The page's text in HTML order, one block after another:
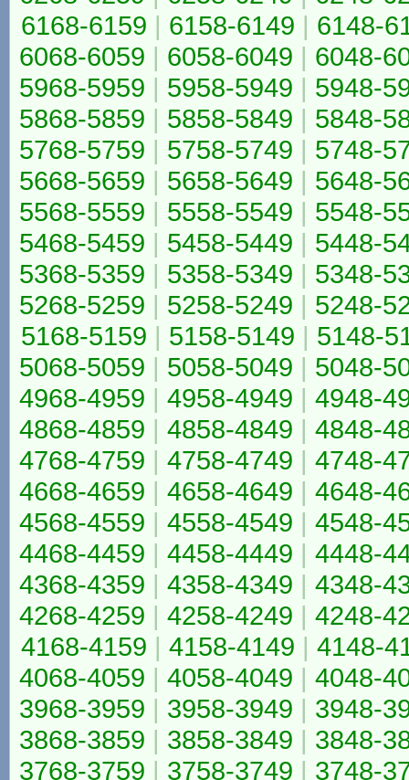
6168-6159 | 6158-6149 | 6148-
6068-6059 | 6058-6049 | 6048-
5968-5959 | 5958-5949 | 5948-
5868-5859 | 5858-5849 | 5848-
5768-5759 | 5758-5749 | 5748-
5668-5659 | 5658-5649 | 5648-
5568-5559 | 5558-5549 | 5548-
5468-5459 | 5458-5449 | 5448-
5368-5359 | 5358-5349 | 5348-
5268-5259 | 5258-5249 | 5248-
5168-5159 | 5158-5149 | 5148-
5068-5059 | 5058-5049 | 5048-
4968-4959 | 4958-4949 | 4948-
4868-4859 | 4858-4849 | 4848-
4768-4759 | 4758-4749 | 4748-
4668-4659 | 4658-4649 | 4648-
4568-4559 | 4558-4549 | 4548-
4468-4459 | 4458-4449 | 4448-
4368-4359 | 4358-4349 | 4348-
4268-4259 | 4258-4249 | 4248-
4168-4159 | 4158-4149 | 4148-
4068-4059 | 4058-4049 | 4048-
3968-3959 | 3958-3949 | 3948-
3868-3859 | 3858-3849 | 3848-
3768-3759 | 3758-3749 | 3748-